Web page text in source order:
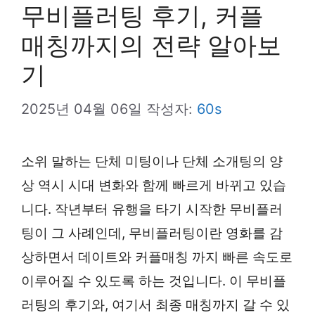
무비플러팅 후기, 커플
매칭까지의 전략 알아보
기
2025년 04월 06일 작성자: 60s
소위 말하는 단체 미팅이나 단체 소개팅의 양
상 역시 시대 변화와 함께 빠르게 바뀌고 있습
니다. 작년부터 유행을 타기 시작한 무비플러
팅이 그 사례인데, 무비플러팅이란 영화를 감
상하면서 데이트와 커플매칭 까지 빠른 속도로
이루어질 수 있도록 하는 것입니다. 이 무비플
러팅의 후기와, 여기서 최종 매칭까지 갈 수 있